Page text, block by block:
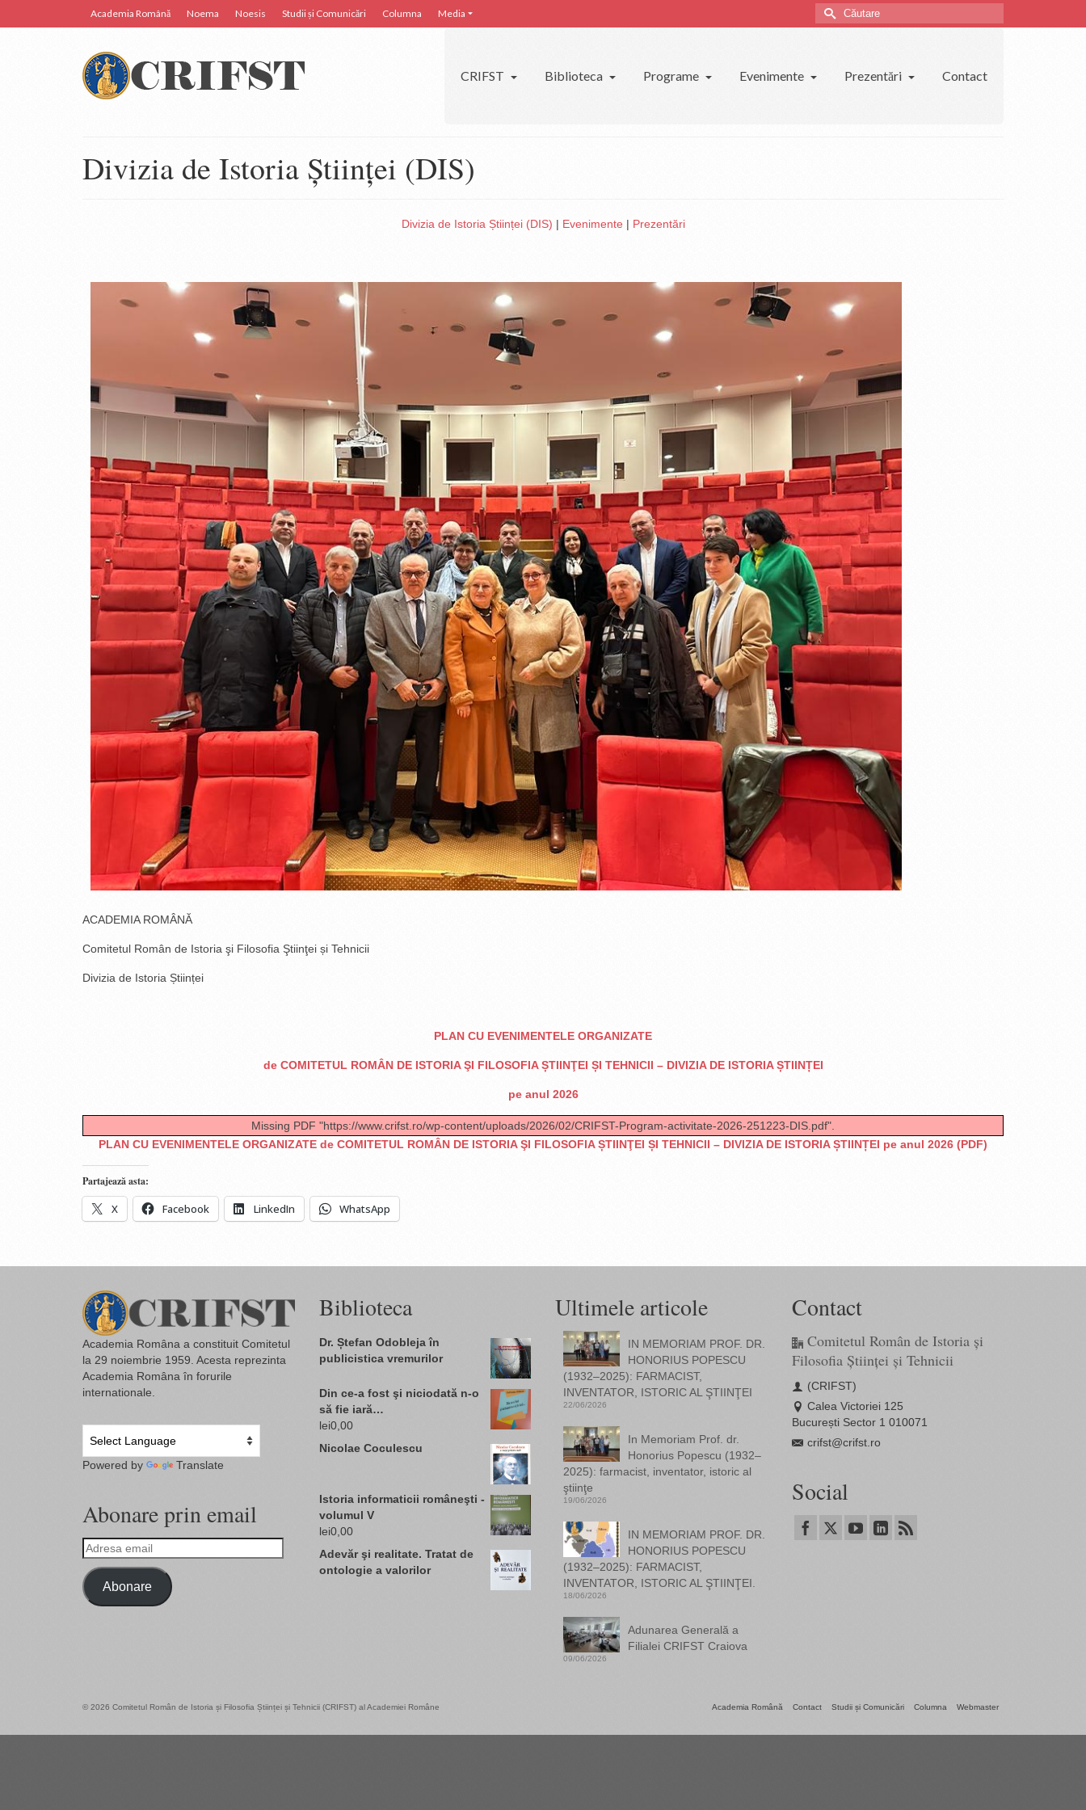
Academia Română Noema Noesis Studii și Comunicări Columna Media Căutare
CRIFST Biblioteca Programe Evenimente Prezentări Contact
Divizia de Istoria Științei (DIS)
Divizia de Istoria Științei (DIS) | Evenimente | Prezentări
ACADEMIA ROMÂNĂ
Comitetul Român de Istoria şi Filosofia Ştiinţei și Tehnicii
Divizia de Istoria Științei
PLAN CU EVENIMENTELE ORGANIZATE
de COMITETUL ROMÂN DE ISTORIA ŞI FILOSOFIA ȘTIINŢEI ȘI TEHNICII – DIVIZIA DE ISTORIA ȘTIINȚEI
pe anul 2026
Missing PDF "https://www.crifst.ro/wp-content/uploads/2026/02/CRIFST-Program-activitate-2026-251223-DIS.pdf".
PLAN CU EVENIMENTELE ORGANIZATE de COMITETUL ROMÂN DE ISTORIA ŞI FILOSOFIA ȘTIINŢEI ȘI TEHNICII – DIVIZIA DE ISTORIA ȘTIINȚEI pe anul 2026 (PDF)
Partajează asta:
X Facebook LinkedIn WhatsApp
Academia Româna a constituit Comitetul
la 29 noiembrie 1959. Acesta reprezinta
Academia Româna în forurile
internationale.
Powered by Translate
Abonare prin email
Adresa
email
Abonare
Biblioteca
Dr. Ștefan Odobleja în
publicistica vremurilor
Din ce-a fost şi niciodată n-o
să fie iară…
lei0,00
Nicolae Coculescu
Istoria informaticii româneşti -
volumul V
lei0,00
Adevăr şi realitate. Tratat de
ontologie a valorilor
Ultimele articole
IN MEMORIAM PROF. DR.
HONORIUS POPESCU
(1932–2025): FARMACIST,
INVENTATOR, ISTORIC AL ŞTIINŢEI
22/06/2026
In Memoriam Prof. dr.
Honorius Popescu (1932–
2025): farmacist, inventator, istoric al
ştiinţe
19/06/2026
IN MEMORIAM PROF. DR.
HONORIUS POPESCU
(1932–2025): FARMACIST,
INVENTATOR, ISTORIC AL ŞTIINŢEI.
18/06/2026
Adunarea Generală a
Filialei CRIFST Craiova
09/06/2026
Contact
Comitetul Român de Istoria și
Filosofia Științei și Tehnicii
(CRIFST)
Calea Victoriei 125
București Sector 1 010071
crifst@crifst.ro
Social
Academia Română Contact Studii și Comunicări Columna Webmaster
© 2026 Comitetul Român de Istoria și Filosofia Științei și Tehnicii (CRIFST) al Academiei Române